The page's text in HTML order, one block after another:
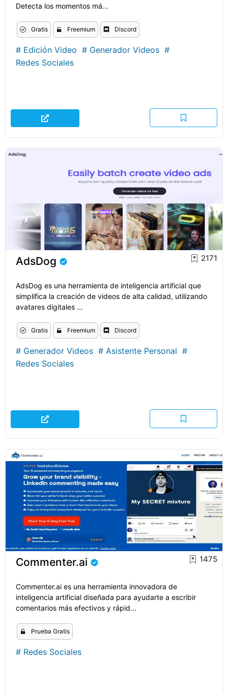
Detecta los momentos má...
Gratis Freemium Discord
# Edición Video # Generador Videos #
Redes Sociales
AdsDog 2171
AdsDog es una herramienta de inteligencia artificial que
simplifica la creación de videos de alta calidad, utilizando
avatares digitales ...
Gratis Freemium Discord
# Generador Videos # Asistente Personal #
Redes Sociales
Commenter.ai 1475
Commenter.ai es una herramienta innovadora de
inteligencia artificial diseñada para ayudarte a escribir
comentarios más efectivos y rápid...
Prueba Gratis
# Redes Sociales